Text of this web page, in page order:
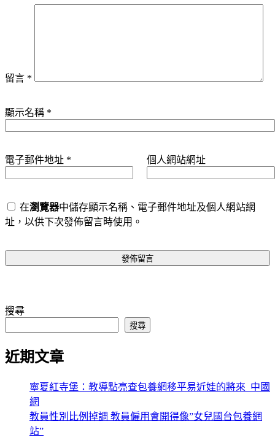
留言 *
顯示名稱 *
電子郵件地址 * 個人網站網址
在瀏覽器中儲存顯示名稱、電子郵件地址及個人網站網
址，以供下次發佈留言時使用。
搜尋
搜尋
近期文章
寧夏紅寺堡：教導點亮查包養網移平易近娃的將來_中國
網
教員性別比例掉調 教員僱用會開得像”女兒國台包養網
站”